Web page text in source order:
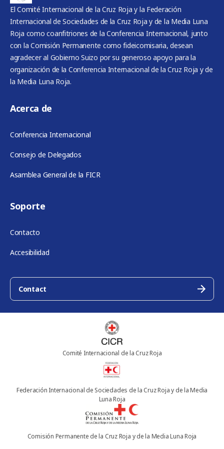
El Comité Internacional de la Cruz Roja y la Federación
Internacional de Sociedades de la Cruz Roja y de la Media Luna
Roja como coanfitriones de la Conferencia Internacional, junto
con la Comisión Permanente como fideicomisaria, desean
agradecer al Gobierno Suizo por su generoso apoyo para la
organización de la Conferencia Internacional de la Cruz Roja y de
la Media Luna Roja.
Acerca de
Conferencia Internacional
Consejo de Delegados
Asamblea General de la FICR
Soporte
Contacto
Accesibilidad
Contact
Comité Internacional de la Cruz Roja
Federación Internacional de Sociedades de la Cruz Roja y de la Media
Luna Roja
Comisión Permanente de la Cruz Roja y de la Media Luna Roja